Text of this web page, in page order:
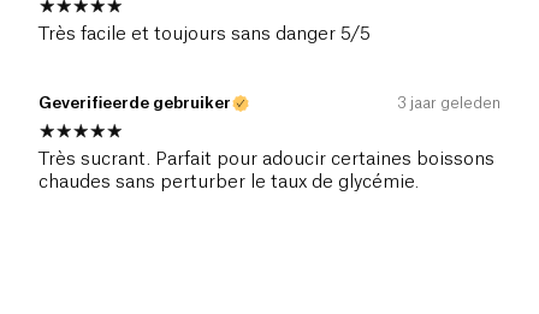
Très facile et toujours sans danger 5/5
Geverifieerde gebruiker 3 jaar geleden
Très sucrant. Parfait pour adoucir certaines boissons
chaudes sans perturber le taux de glycémie.